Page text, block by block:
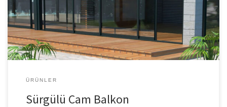
diye baktığınızda aslında cam balkon sistemlerini kolayca şu
şekilde özetlemek mümkün: Cam balkon sistemleri, balkon
içerisinde camların özel […]
ÜRÜNLER
Sürgülü Cam Balkon